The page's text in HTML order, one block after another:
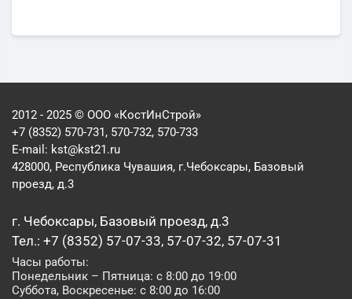
2012 - 2025 © ООО «КостИнСтрой»
+7 (8352) 570-731, 570-732, 570-733
E-mail: kst@kst21.ru
428000, Республика Чувашия, г.Чебоксары, Базовый
проезд, д.3
г. Чебоксары, Базовый проезд, д.3
Тел.: +7 (8352) 57-07-33, 57-07-32, 57-07-31
Часы работы:
Понедельник – Пятница: с 8:00 до 19:00
Суббота, Воскресенье: с 8:00 до 16:00